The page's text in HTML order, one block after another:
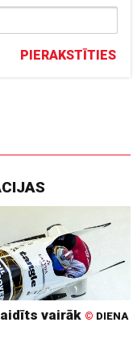
PIERAKSTĪTIES
vairāk © DIENA